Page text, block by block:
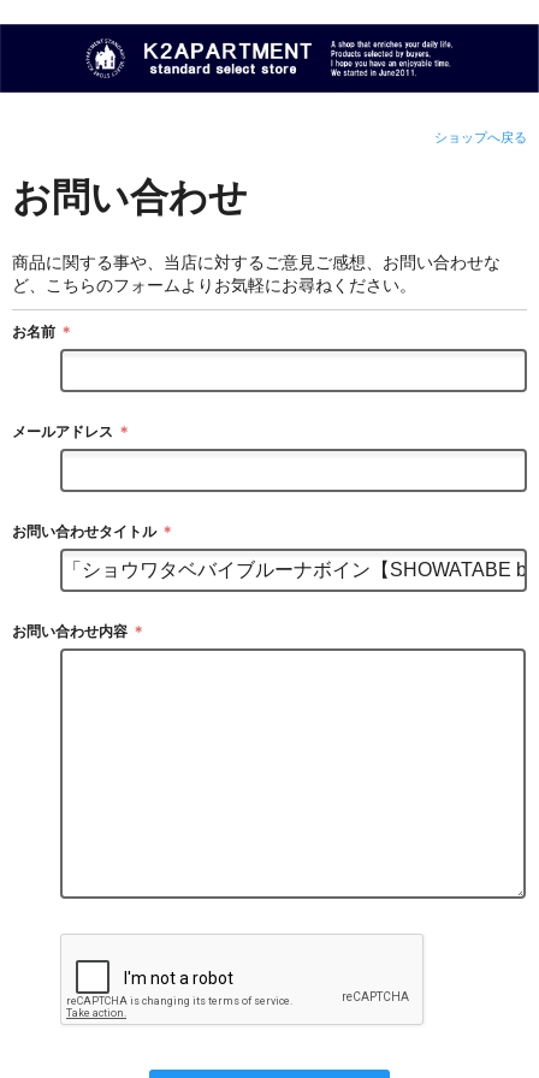
ショップへ戻る
お問い合わせ
商品に関する事や、当店に対するご意見ご感想、お問い合わせな
ど、こちらのフォームよりお気軽にお尋ねください。
お名前 ＊
メールアドレス ＊
お問い合わせタイトル ＊
お問い合わせ内容 ＊